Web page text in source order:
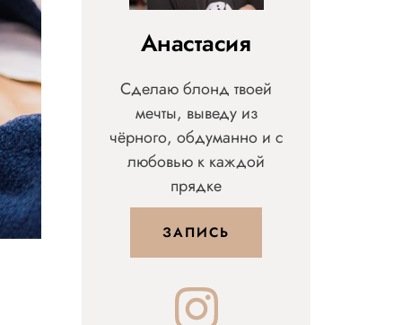
Анастасия
Сделаю блонд твоей
мечты, выведу из
чёрного, обдуманно и с
любовью к каждой
прядке
ЗАПИСЬ